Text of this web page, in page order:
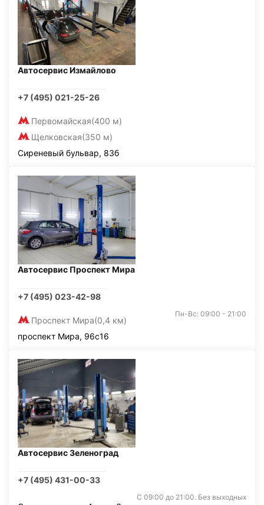
Автосервис Измайлово
+7 (495) 021-25-26
Первомайская(400 м)
Щелковская(350 м)
Сиреневый бульвар, 83б
Автосервис Проспект Мира
+7 (495) 023-42-98
Проспект Мира(0,4 км)
Пн-Вс: 09:00 - 21:00
проспект Мира, 96с16
Автосервис Зеленоград
+7 (495) 431-00-33
С 09:00 до 21:00. Без выходных